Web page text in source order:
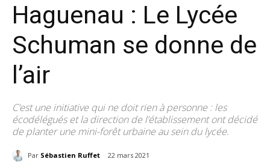
Haguenau : Le Lycée
Schuman se donne de
l’air
C’est une initiative qui ne doit rien à personne : les
écodélégués et la direction de l’établissement ont décidé
de planter une mini-forêt urbaine au sein du lycée.
Par Sébastien Ruffet 22 mars 2021